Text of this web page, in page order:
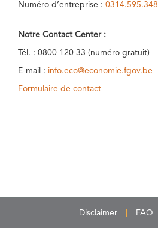
Numéro d’entreprise : 0314.595.348
Notre Contact Center :
Tél. : 0800 120 33 (numéro gratuit)
E-mail : info.eco@economie.fgov.be
Formulaire de contact
Disclaimer FAQ